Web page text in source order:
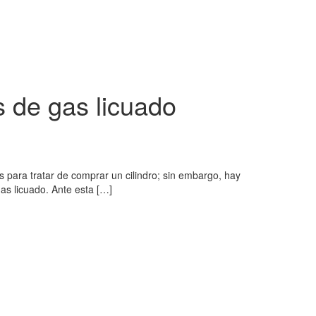
de gas licuado
para tratar de comprar un cilindro; sin embargo, hay
licuado. Ante esta […]